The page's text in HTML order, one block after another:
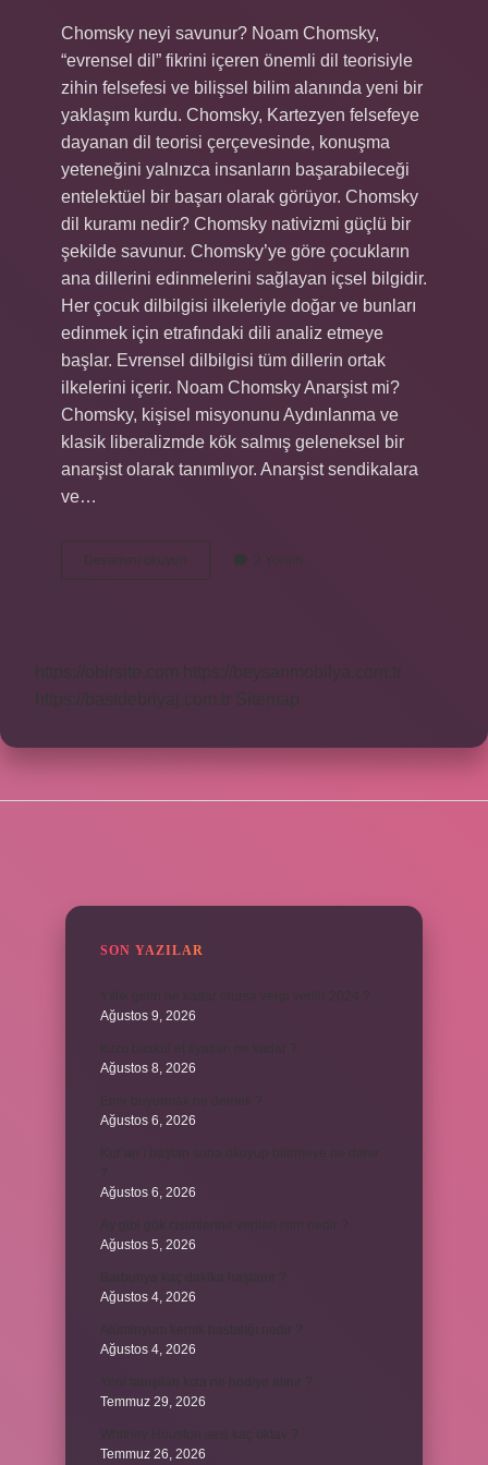
Chomsky neyi savunur? Noam Chomsky,
“evrensel dil” fikrini içeren önemli dil teorisiyle
zihin felsefesi ve bilişsel bilim alanında yeni bir
yaklaşım kurdu. Chomsky, Kartezyen felsefeye
dayanan dil teorisi çerçevesinde, konuşma
yeteneğini yalnızca insanların başarabileceği
entelektüel bir başarı olarak görüyor. Chomsky
dil kuramı nedir? Chomsky nativizmi güçlü bir
şekilde savunur. Chomsky’ye göre çocukların
ana dillerini edinmelerini sağlayan içsel bilgidir.
Her çocuk dilbilgisi ilkeleriyle doğar ve bunları
edinmek için etrafındaki dili analiz etmeye
başlar. Evrensel dilbilgisi tüm dillerin ortak
ilkelerini içerir. Noam Chomsky Anarşist mi?
Chomsky, kişisel misyonunu Aydınlanma ve
klasik liberalizmde kök salmış geleneksel bir
anarşist olarak tanımlıyor. Anarşist sendikalara
ve…
Devamını okuyun
Chomsky
Nin
2 Yorum
https://obirsite.com
https://beysanmobilya.com.tr
https://bastdebriyaj.com.tr Sitemap
SON YAZILAR
Ağustos 9, 2026
Ağustos 8, 2026
Ağustos 6, 2026
Ağustos 6, 2026
Ağustos 5, 2026
Ağustos 4, 2026
Ağustos 4, 2026
Temmuz 29, 2026
Temmuz 26, 2026